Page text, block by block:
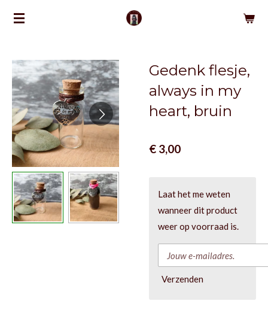
Ga
de
hoofdinhoud
Gedenk flesje,
always in my
heart, bruin
€ 3,00
Laat het me weten
wanneer dit product
weer op voorraad is.
Verzenden